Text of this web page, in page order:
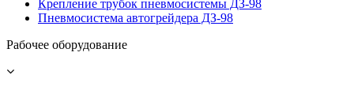
Крепление трубок пневмосистемы ДЗ-98
Пневмосистема автогрейдера ДЗ-98
Рабочее оборудование